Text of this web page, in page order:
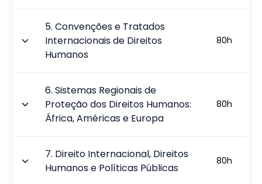
5.Convenções e Tratados
Internacionais de Direitos
Humanos
80h
6.Sistemas Regionais de
Proteção dos Direitos Humanos:
África, Américas e Europa
80h
7. Direito Internacional, Direitos
Humanos e Políticas Públicas
80h